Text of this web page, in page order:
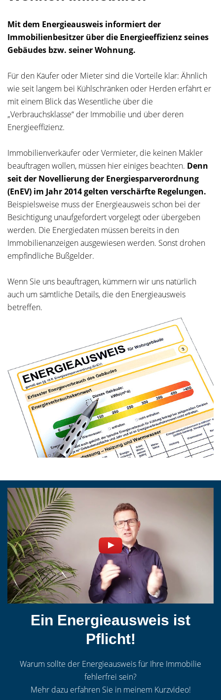
Mit dem Energieausweis informiert der
Immobilienbesitzer über die Energieeffizienz seines
Gebäudes bzw. seiner Wohnung.
Für den Käufer oder Mieter sind die Vorteile klar: Ähnlich
wie seit langem bei Kühlschränken oder Herden erfährt er
mit einem Blick das Wesentliche über die
„Verbrauchsklasse“ der Immobilie und über deren
Energieeffizienz.
Immobilienverkäufer oder Vermieter, die keinen Makler
beauftragen wollen, müssen hier einiges beachten. Denn
seit der Novellierung der Energiesparverordnung
(EnEV) im Jahr 2014 gelten verschärfte Regelungen.
Beispielsweise muss der Energieausweis schon bei der
Besichtigung unaufgefordert vorgelegt oder übergeben
werden. Die Energiedaten müssen bereits in den
Immobilienanzeigen ausgewiesen werden. Sonst drohen
empfindliche Bußgelder.
Wenn Sie uns beauftragen, kümmern wir uns natürlich
auch um sämtliche Details, die den Energieausweis
betreffen.
Ein Energieausweis ist
Pflicht!
Warum sollte der Energieausweis für Ihre Immobilie
fehlerfrei sein?
Mehr dazu erfahren Sie in meinem Kurzvideo!